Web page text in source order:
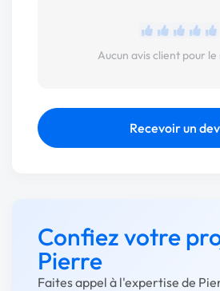
Aucun avis client pour
Recevoir un
Confiez votre
Pierre
Faites appel à l'expertise de